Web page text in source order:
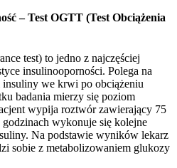
– Test OGTT (Test Obciążenia
test) to jedno z najczęściej
insulinooporności. Polega na
we krwi po obciążeniu
badania mierzy się poziom
wypija roztwór zawierający 75
wykonuje się kolejne
Na podstawie wyników lekarz
sobie z metabolizowaniem glukozy